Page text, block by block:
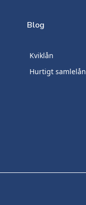
Blog
Kviklån
Hurtigt samlelån